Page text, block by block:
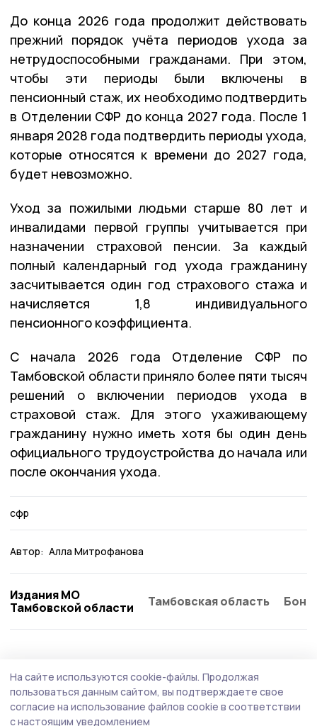
До конца 2026 года продолжит действовать
прежний порядок учёта периодов ухода за
нетрудоспособными гражданами. При этом,
чтобы эти периоды были включены в
пенсионный стаж, их необходимо подтвердить
в Отделении СФР до конца 2027 года. После 1
января 2028 года подтвердить периоды ухода,
которые относятся к времени до 2027 года,
будет невозможно.
Уход за пожилыми людьми старше 80 лет и
инвалидами первой группы учитывается при
назначении страховой пенсии. За каждый
полный календарный год ухода гражданину
засчитывается один год страхового стажа и
начисляется 1,8 индивидуального
пенсионного коэффициента.
С начала 2026 года Отделение СФР по
Тамбовской области приняло более пяти тысяч
решений о включении периодов ухода в
страховой стаж. Для этого ухаживающему
гражданину нужно иметь хотя бы один день
официального трудоустройства до начала или
после окончания ухода.
сфр
Автор: Алла Митрофанова
Издания МО
Тамбовской области
Тамбовская область
На сайте используются cookie-файлы. Продолжая
пользоваться данным сайтом, вы подтверждаете свое
согласие на использование файлов cookie в соответствии
с настоящим уведомлением